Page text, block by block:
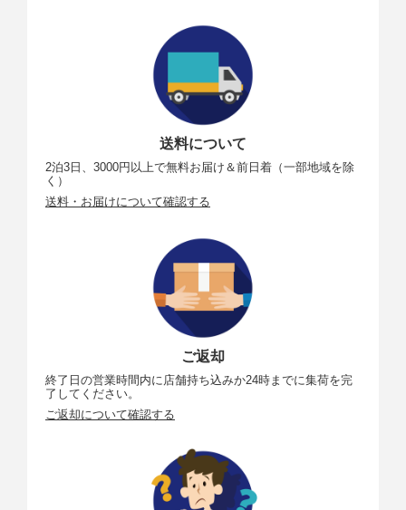
送料について
2泊3日、3000円以上で無料お届け＆前日着（一部地域を除
く）
送料・お届けについて確認する
ご返却
終了日の営業時間内に店舗持ち込みか24時までに集荷を完
了してください。
ご返却について確認する